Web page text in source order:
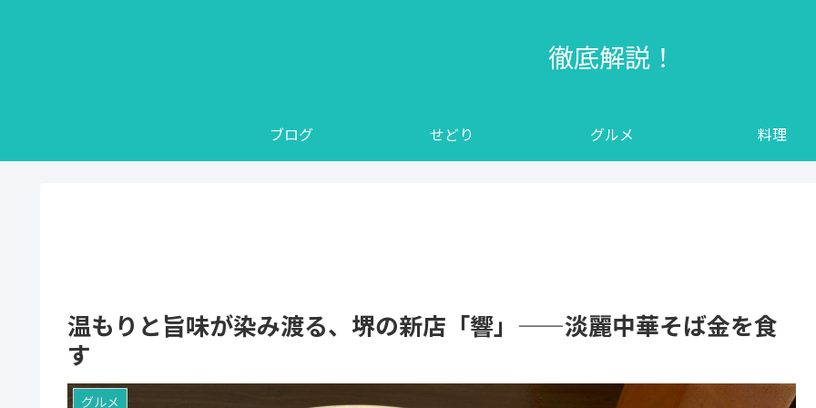
徹底解説！
ブログ せどり グルメ 料理
温もりと旨味が染み渡る、堺の新店「響」——淡麗中華そば金を食
す
グルメ